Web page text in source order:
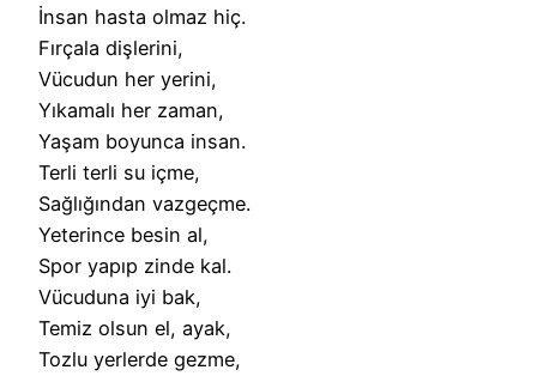
İnsan hasta olmaz hiç.
Fırçala dişlerini,
Vücudun her yerini,
Yıkamalı her zaman,
Yaşam boyunca insan.
Terli terli su içme,
Sağlığından vazgeçme.
Yeterince besin al,
Spor yapıp zinde kal.
Vücuduna iyi bak,
Temiz olsun el, ayak,
Tozlu yerlerde gezme,